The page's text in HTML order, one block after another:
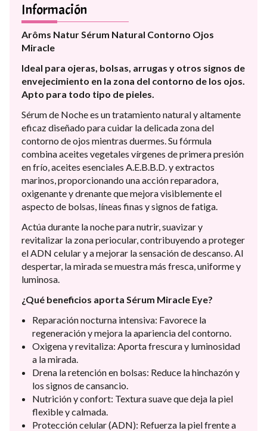
Información
Arôms Natur Sérum Natural Contorno Ojos
Miracle
Ideal para ojeras, bolsas, arrugas y otros signos de
envejecimiento en la zona del contorno de los ojos.
Apto para todo tipo de pieles.
Sérum de Noche es un tratamiento natural y altamente
eficaz diseñado para cuidar la delicada zona del
contorno de ojos mientras duermes. Su fórmula
combina aceites vegetales vírgenes de primera presión
en frío, aceites esenciales A.E.B.B.D. y extractos
marinos, proporcionando una acción reparadora,
oxigenante y drenante que mejora visiblemente el
aspecto de bolsas, líneas finas y signos de fatiga.
Actúa durante la noche para nutrir, suavizar y
revitalizar la zona periocular, contribuyendo a proteger
el ADN celular y a mejorar la sensación de descanso. Al
despertar, la mirada se muestra más fresca, uniforme y
luminosa.
¿Qué beneficios aporta Sérum Miracle Eye?
Reparación nocturna intensiva: Favorece la
regeneración y mejora la apariencia del contorno.
Oxigena y revitaliza: Aporta frescura y luminosidad
a la mirada.
Drena la retención en bolsas: Reduce la hinchazón y
los signos de cansancio.
Nutrición y confort: Textura suave que deja la piel
flexible y calmada.
Protección celular (ADN): Refuerza la piel frente a